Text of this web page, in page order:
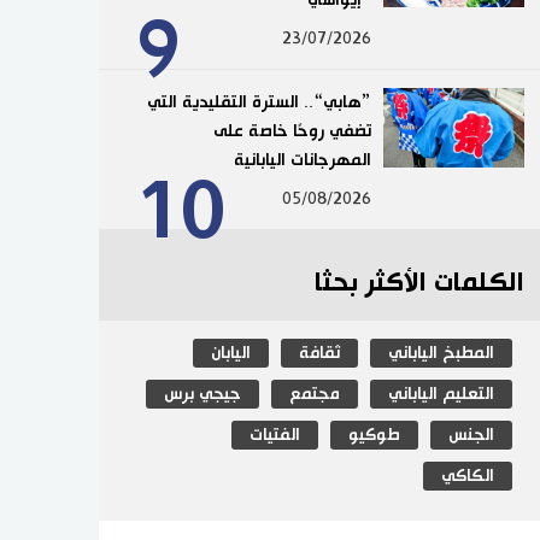
9
23/07/2026
10
”هابي“.. السترة التقليدية التي
تضفي روحًا خاصة على
المهرجانات اليابانية
05/08/2026
الكلمات الأكثر بحثا
المطبخ الياباني ثقافة اليابان
التعليم الياباني مجتمع جيجي برس
الجنس طوكيو الفتيات
الكاكي